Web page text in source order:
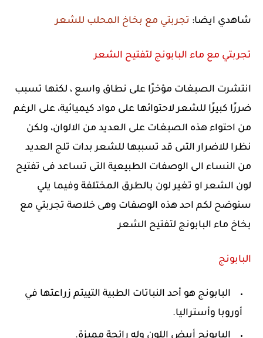
شاهدي ايضا: تجربتي مع بخاخ المحلب للشعر
تجربتي مع ماء البابونج لتفتيح الشعر
انتشرت الصبغات مؤخرًا على نطاق واسع ، لكنها تسبب
ضررًا كبيرًا للشعر لاحتوائها على مواد كيميائية، على الرغم
من احتواء هذه الصبغات على العديد من الالوان، ولكن
نظرا للاضرار التىى قد تسببها للشعر بدات تلج العديد
من النساء الى الوصفات الطبيعية التى تساعد فى تفتيح
لون الشعر او تغير لون بالطرق المختلفة وفيما يلي
سنوضح لكم احد هذه الوصفات وهى خلاصة تجربتي مع
بخاخ ماء البابونج لتفتيح الشعر
البابونج
البابونج هو أحد النباتات الطبية التييتم زراعتها في
أوروبا وأستراليا.
البابونج أبيض اللون وله رائحة مميزة.